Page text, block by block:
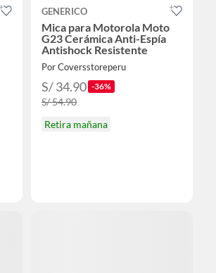
GENERICO
Mica para Motorola Moto
G23 Cerámica Anti-Espía
Antishock Resistente
Por Coversstoreperu
S/ 34.90 -36%
S/ 54.90
Retira mañana